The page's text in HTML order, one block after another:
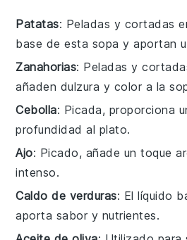
Patatas: Peladas y cortadas
base de esta sopa y aportan
Zanahorias: Peladas y
añaden dulzura y color a la
Cebolla: Picada, proporciona
profundidad al plato.
Ajo: Picado, añade un toque
intenso.
Caldo de verduras: El líquido
aporta sabor y nutrientes.